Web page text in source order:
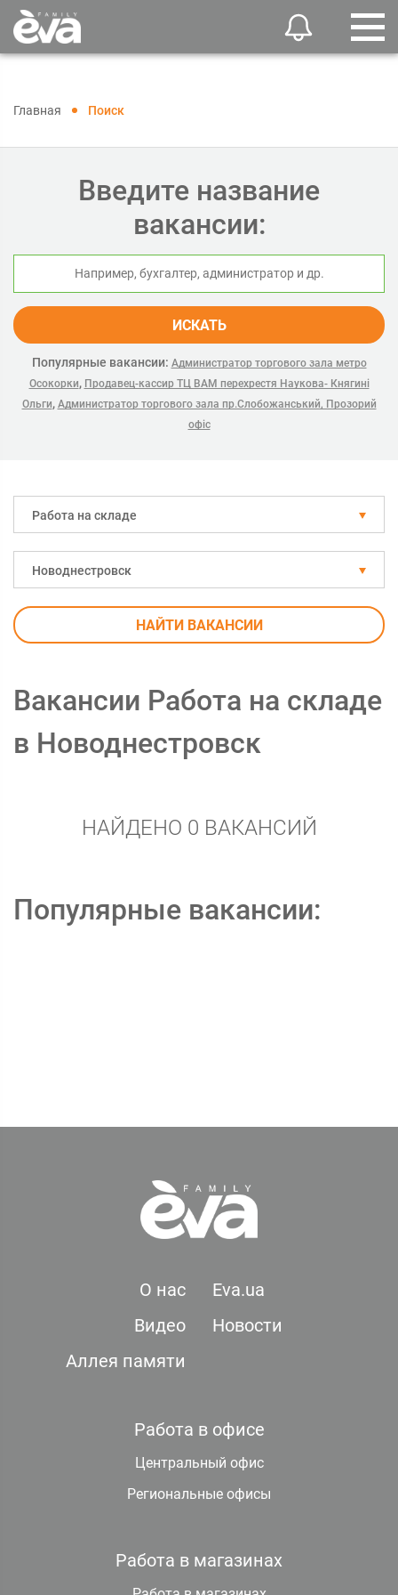
Главная Поиск
Введите название
вакансии:
ИСКАТЬ
Популярные вакансии: Администратор торгового зала метро
Осокорки, Продавец-кассир ТЦ ВАМ перехрестя Наукова- Княгині
Ольги, Администратор торгового зала пр.Слобожанський, Прозорий
офіс
Работа на складе
Новоднестровск
НАЙТИ ВАКАНСИИ
Вакансии Работа на складе
в Новоднестровск
НАЙДЕНО 0 ВАКАНСИЙ
Популярные вакансии:
О нас
Eva.ua
Видео
Новости
Аллея памяти
Работа в офисе
Центральный офис
Региональные офисы
Работа в магазинах